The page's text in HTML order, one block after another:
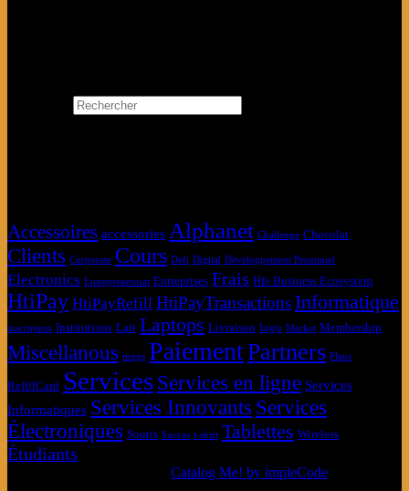
Accessoires accessories Alphanet Challenge Chocolat
Clients Corporate Cours Defi Digital Développement Personnel
Electronics Entrepreneuriat Entreprises Frais Hfe Business Ecosystem
HtiPay HtiPayRefill HtiPayTransactionsInformatique
inscription Institutions Lait Laptops Livraison logo Market Membership
Miscellanous mugs PaiementPartners Plans
RefillCard Services Services en ligne Services
Informatiques Services Innovants Services
Électroniques Souris Succes t-shirt Tablettes Wireless
Étudiants
Catalog Me! by impleCode